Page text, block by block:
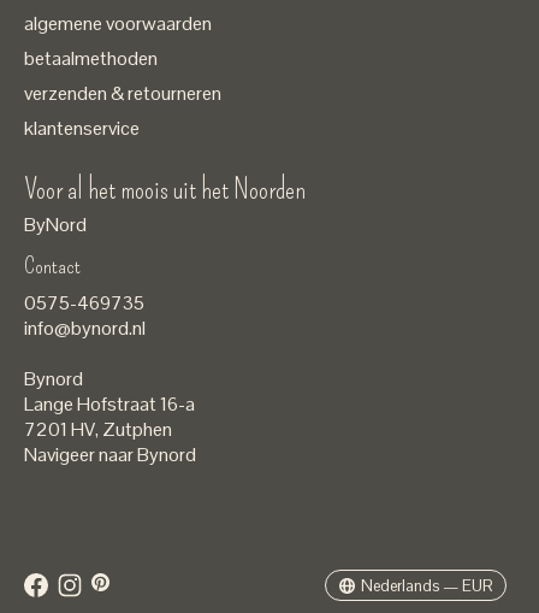
algemene voorwaarden
betaalmethoden
verzenden & retourneren
klantenservice
Voor al het moois uit het Noorden
ByNord
Contact
0575-469735
info@bynord.nl
Bynord
Lange Hofstraat 16-a
7201 HV, Zutphen
Navigeer naar Bynord
Nederlands — EUR